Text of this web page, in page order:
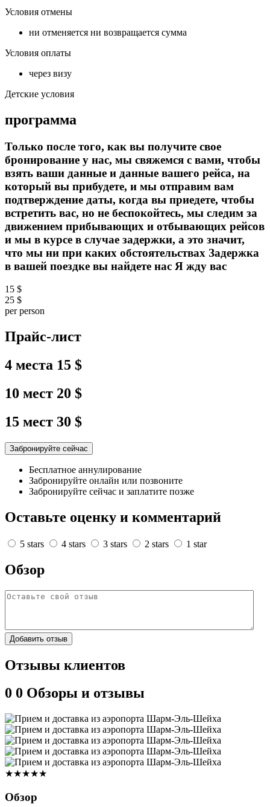
Условия отмены
ни отменяется ни возвращается сумма
Условия оплаты
через визу
Детские условия
программа
Только после того, как вы получите свое
бронирование у нас, мы свяжемся с вами, чтобы
взять ваши данные и данные вашего рейса, на
который вы прибудете, и мы отправим вам
подтверждение даты, когда вы приедете, чтобы
встретить вас, но не беспокойтесь, мы следим за
движением прибывающих и отбывающих рейсов
и мы в курсе в случае задержки, а это значит,
что мы ни при каких обстоятельствах Задержка
в вашей поездке вы найдете нас Я жду вас
15 $
25 $
per person
Прайс-лист
4 места 15 $
10 мест 20 $
15 мест 30 $
Забронируйте сейчас
Бесплатное аннулирование
Забронируйте онлайн или позвоните
Забронируйте сейчас и заплатите позже
Оставьте оценку и комментарий
5 stars 4 stars 3 stars 2 stars 1 star
Обзор
Добавить отзыв
Отзывы клиентов
0 0 Обзоры и отзывы
★★★★★
Обзор